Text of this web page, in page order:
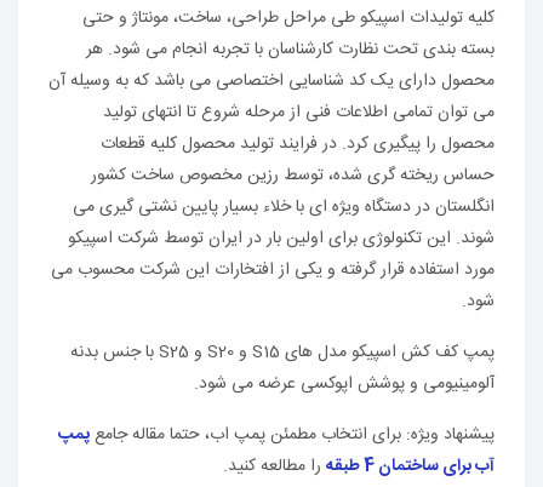
کلیه تولیدات اسپیکو طی مراحل طراحی، ساخت، مونتاژ و حتی
بسته بندی تحت نظارت کارشناسان با تجربه انجام می شود. هر
محصول دارای یک کد شناسایی اختصاصی می باشد که به وسیله آن
می توان تمامی اطلاعات فنی از مرحله شروع تا انتهای تولید
محصول را پیگیری کرد. در فرایند تولید محصول کلیه قطعات
حساس ریخته گری شده، توسط رزین مخصوص ساخت کشور
انگلستان در دستگاه ویژه ای با خلاء بسیار پایین نشتی گیری می
شوند. این تکنولوژی برای اولین بار در ایران توسط شرکت اسپیکو
مورد استفاده قرار گرفته و یکی از افتخارات این شرکت محسوب می
شود.
پمپ کف کش اسپیکو مدل های S15 و S20 و S25 با جنس بدنه
آلومینیومی و پوشش اپوکسی عرضه می شود.
پیشنهاد ویژه: برای انتخاب مطمئن پمپ اب، حتما مقاله جامعپمپ
آب برای ساختمان 4 طبقه
را مطالعه کنید.